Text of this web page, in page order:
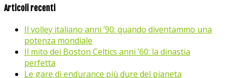
Articoli recenti
Il volley italiano anni ’90: quando diventammo una
potenza mondiale
Il mito dei Boston Celtics anni ’60: la dinastia
perfetta
Le gare di endurance più dure del pianeta